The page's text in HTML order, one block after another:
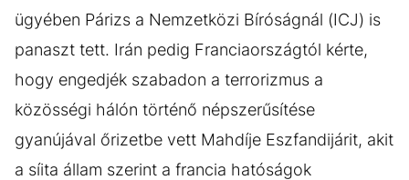
ügyében Párizs a Nemzetközi Bíróságnál (ICJ) is
panaszt tett. Irán pedig Franciaországtól kérte,
hogy engedjék szabadon a terrorizmus a
közösségi hálón történő népszerűsítése
gyanújával őrizetbe vett Mahdíje Eszfandijárit, akit
a síita állam szerint a francia hatóságok